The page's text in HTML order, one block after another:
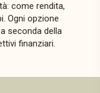
come rendita,
Ogni opzione
seconda della
finanziari.